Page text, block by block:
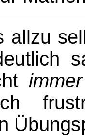
allzu
immer